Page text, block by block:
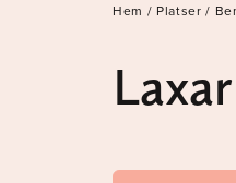
Hem / Platser /